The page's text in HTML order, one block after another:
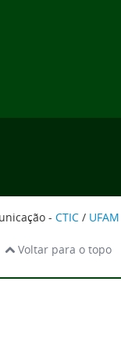
- CTIC / UFAM
Voltar para o topo